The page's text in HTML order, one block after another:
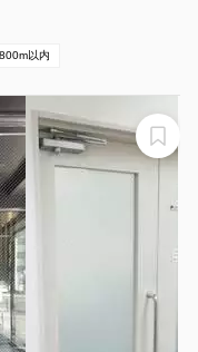
以内
室 ナカトウ丸
ロの字30名ま
室 30名